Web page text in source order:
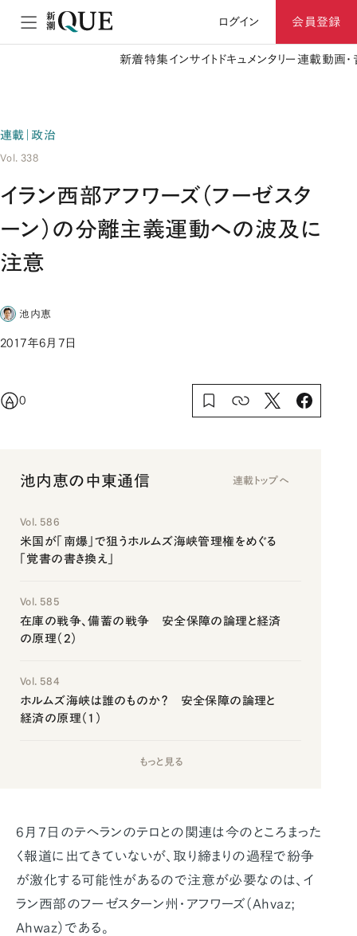
ログイン 会員登録
新着特集 インサイト ドキュメンタリー 連載動画
連載｜政治
Vol. 338
イラン西部アフワーズ（フーゼスタ
ーン）の分離主義運動への波及に
注意
池内恵
2017年6月7日
0
池内恵の中東通信 連載トップへ
Vol. 586
米国が「南爆」で狙うホルムズ海峡管理権をめぐる
「覚書の書き換え」
Vol. 585
在庫の戦争、備蓄の戦争 安全保障の論理と経済
の原理（2）
Vol. 584
ホルムズ海峡は誰のものか？ 安全保障の論理と
経済の原理（1）
もっと見る
6月7日のテヘランのテロとの関連は今のところまった
く報道に出てきていないが、取り締まりの過程で紛争
が激化する可能性があるので注意が必要なのは、イ
ラン西部のフーゼスターン州・アフワーズ（Ahvaz;
Ahwaz）である。